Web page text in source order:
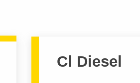
Cl Diesel